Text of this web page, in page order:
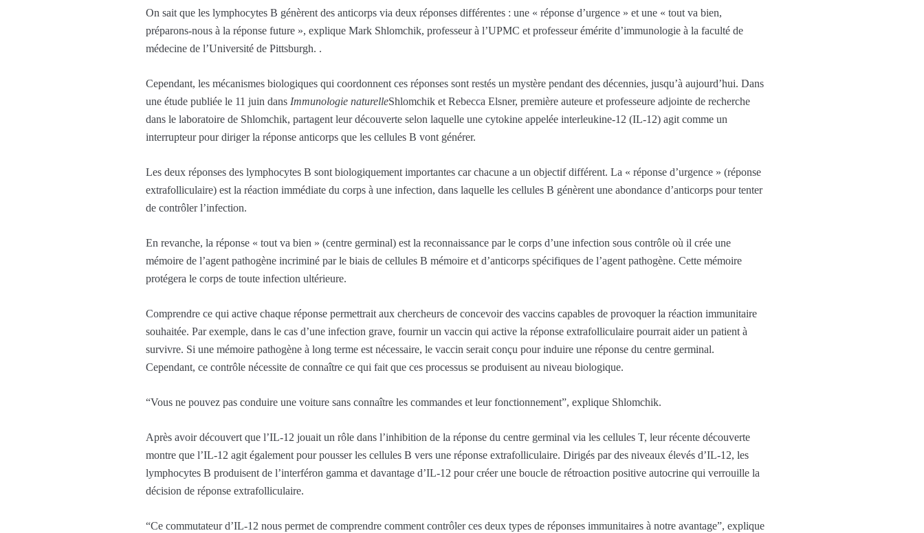
On sait que les lymphocytes B génèrent des anticorps via deux réponses différentes : une « réponse d’urgence » et une « tout va bien,
préparons-nous à la réponse future », explique Mark Shlomchik, professeur à l’UPMC et professeur émérite d’immunologie à la faculté de
médecine de l’Université de Pittsburgh. .
Cependant, les mécanismes biologiques qui coordonnent ces réponses sont restés un mystère pendant des décennies, jusqu’à aujourd’hui. Dans
une étude publiée le 11 juin dans Immunologie naturelleShlomchik et Rebecca Elsner, première auteure et professeure adjointe de recherche
dans le laboratoire de Shlomchik, partagent leur découverte selon laquelle une cytokine appelée interleukine-12 (IL-12) agit comme un
interrupteur pour diriger la réponse anticorps que les cellules B vont générer.
Les deux réponses des lymphocytes B sont biologiquement importantes car chacune a un objectif différent. La « réponse d’urgence » (réponse
extrafolliculaire) est la réaction immédiate du corps à une infection, dans laquelle les cellules B génèrent une abondance d’anticorps pour tenter
de contrôler l’infection.
En revanche, la réponse « tout va bien » (centre germinal) est la reconnaissance par le corps d’une infection sous contrôle où il crée une
mémoire de l’agent pathogène incriminé par le biais de cellules B mémoire et d’anticorps spécifiques de l’agent pathogène. Cette mémoire
protégera le corps de toute infection ultérieure.
Comprendre ce qui active chaque réponse permettrait aux chercheurs de concevoir des vaccins capables de provoquer la réaction immunitaire
souhaitée. Par exemple, dans le cas d’une infection grave, fournir un vaccin qui active la réponse extrafolliculaire pourrait aider un patient à
survivre. Si une mémoire pathogène à long terme est nécessaire, le vaccin serait conçu pour induire une réponse du centre germinal.
Cependant, ce contrôle nécessite de connaître ce qui fait que ces processus se produisent au niveau biologique.
“Vous ne pouvez pas conduire une voiture sans connaître les commandes et leur fonctionnement”, explique Shlomchik.
Après avoir découvert que l’IL-12 jouait un rôle dans l’inhibition de la réponse du centre germinal via les cellules T, leur récente découverte
montre que l’IL-12 agit également pour pousser les cellules B vers une réponse extrafolliculaire. Dirigés par des niveaux élevés d’IL-12, les
lymphocytes B produisent de l’interféron gamma et davantage d’IL-12 pour créer une boucle de rétroaction positive autocrine qui verrouille la
décision de réponse extrafolliculaire.
“Ce commutateur d’IL-12 nous permet de comprendre comment contrôler ces deux types de réponses immunitaires à notre avantage”, explique